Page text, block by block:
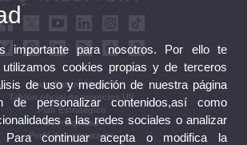
Sede Electrónica UV
Tablón oficial de anuncios UV
Plan Estratégico
UVintegridad
Perfil de contratante
importante para nosotros. Por ello te
utilizamos cookies propias y de terceros
de uso y medición de nuestra página
personalizar contenidos,así como
a las redes sociales o analizar
Para continuar acepta o modifica la